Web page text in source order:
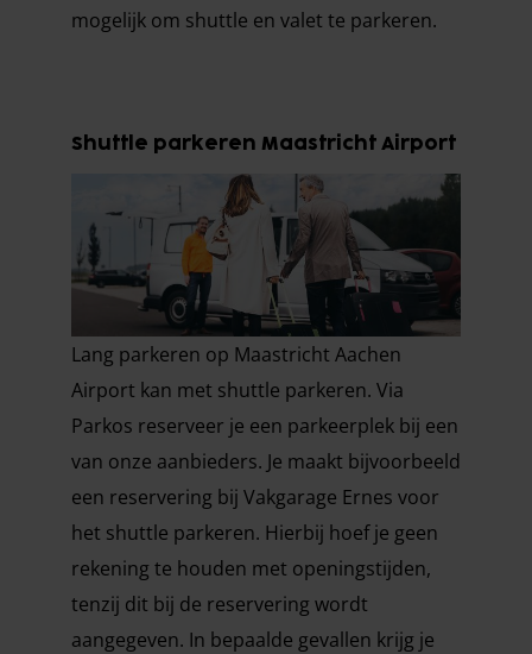
mogelijk om shuttle en valet te parkeren.
Shuttle parkeren Maastricht Airport
Lang parkeren op Maastricht Aachen
Airport kan met shuttle parkeren. Via
Parkos reserveer je een parkeerplek bij een
van onze aanbieders. Je maakt bijvoorbeeld
een reservering bij Vakgarage Ernes voor
het shuttle parkeren. Hierbij hoef je geen
rekening te houden met openingstijden,
tenzij dit bij de reservering wordt
aangegeven. In bepaalde gevallen krijg je